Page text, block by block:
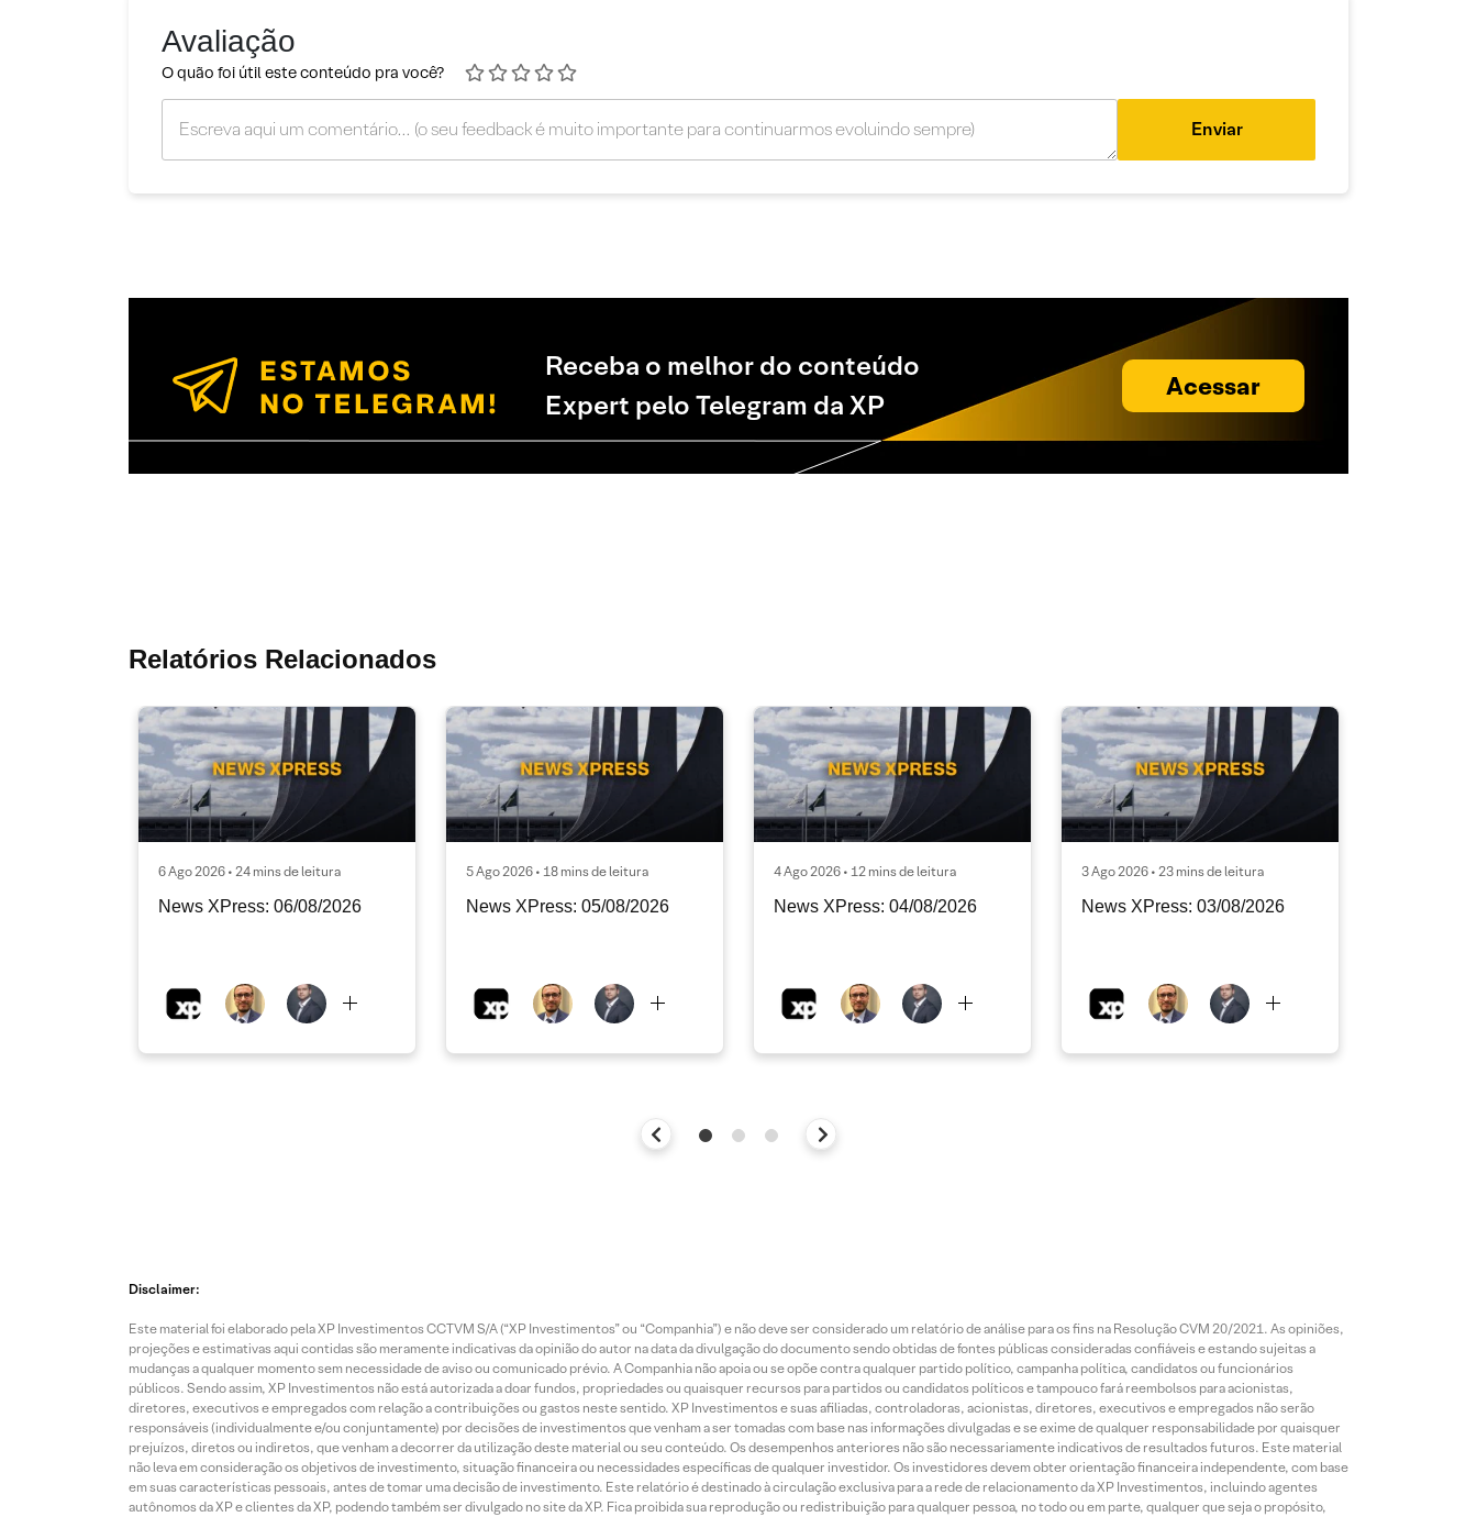
Avaliação
O quão foi útil este conteúdo pra você?
Enviar
Receba o melhor do conteúdo
Expert pelo Telegram da XP
Acessar
Relatórios Relacionados
6 Ago 2026 • 24 mins de leitura
News XPress: 06/08/2026
5 Ago 2026 • 18 mins de leitura
News XPress: 05/08/2026
4 Ago 2026 • 12 mins de leitura
News XPress: 04/08/2026
3 Ago 2026 • 23 mins de leitura
News XPress: 03/08/2026
Disclaimer:
Este material foi elaborado pela XP Investimentos CCTVM S/A (“XP Investimentos” ou “Companhia”) e não deve ser considerado um relatório de análise para os fins na Resolução CVM 20/2021. As opiniões,
projeções e estimativas aqui contidas são meramente indicativas da opinião do autor na data da divulgação do documento sendo obtidas de fontes públicas consideradas confiáveis e estando sujeitas a
mudanças a qualquer momento sem necessidade de aviso ou comunicado prévio. A Companhia não apoia ou se opõe contra qualquer partido político, campanha política, candidatos ou funcionários
públicos. Sendo assim, XP Investimentos não está autorizada a doar fundos, propriedades ou quaisquer recursos para partidos ou candidatos políticos e tampouco fará reembolsos para acionistas,
diretores, executivos e empregados com relação a contribuições ou gastos neste sentido. XP Investimentos e suas afiliadas, controladoras, acionistas, diretores, executivos e empregados não serão
responsáveis (individualmente e/ou conjuntamente) por decisões de investimentos que venham a ser tomadas com base nas informações divulgadas e se exime de qualquer responsabilidade por quaisquer
prejuízos, diretos ou indiretos, que venham a decorrer da utilização deste material ou seu conteúdo. Os desempenhos anteriores não são necessariamente indicativos de resultados futuros. Este material
não leva em consideração os objetivos de investimento, situação financeira ou necessidades específicas de qualquer investidor. Os investidores devem obter orientação financeira independente, com base
em suas características pessoais, antes de tomar uma decisão de investimento. Este relatório é destinado à circulação exclusiva para a rede de relacionamento da XP Investimentos, incluindo agentes
autônomos da XP e clientes da XP, podendo também ser divulgado no site da XP. Fica proibida sua reprodução ou redistribuição para qualquer pessoa, no todo ou em parte, qualquer que seja o propósito,